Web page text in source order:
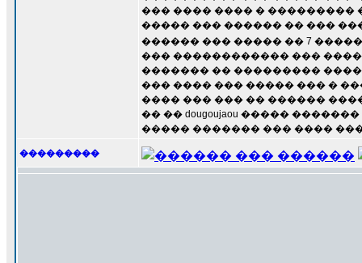
��� ���� ���� � ���������
����� ��� ������ �� ���
������ ��� ����� �� 7
��� ������������ ���
������� �� ���������
��� ���� ��� ����� ��� �
���� ��� ��� �� ������
�� �� dougoujaou �����
����� ������� ��� ����
���������